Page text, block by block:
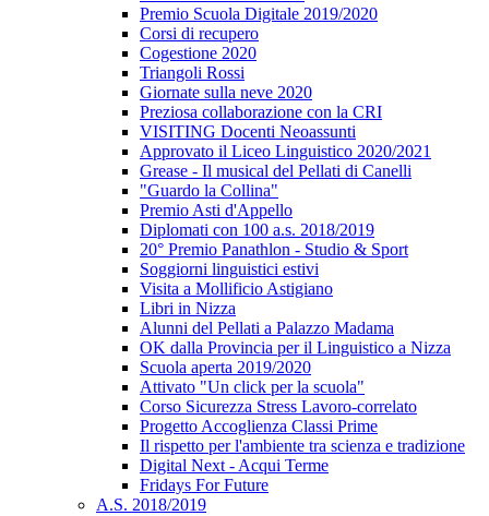
Premio Scuola Digitale 2019/2020
Corsi di recupero
Cogestione 2020
Triangoli Rossi
Giornate sulla neve 2020
Preziosa collaborazione con la CRI
VISITING Docenti Neoassunti
Approvato il Liceo Linguistico 2020/2021
Grease - Il musical del Pellati di Canelli
"Guardo la Collina"
Premio Asti d'Appello
Diplomati con 100 a.s. 2018/2019
20° Premio Panathlon - Studio & Sport
Soggiorni linguistici estivi
Visita a Mollificio Astigiano
Libri in Nizza
Alunni del Pellati a Palazzo Madama
OK dalla Provincia per il Linguistico a Nizza
Scuola aperta 2019/2020
Attivato "Un click per la scuola"
Corso Sicurezza Stress Lavoro-correlato
Progetto Accoglienza Classi Prime
Il rispetto per l'ambiente tra scienza e tradizione
Digital Next - Acqui Terme
Fridays For Future
A.S. 2018/2019